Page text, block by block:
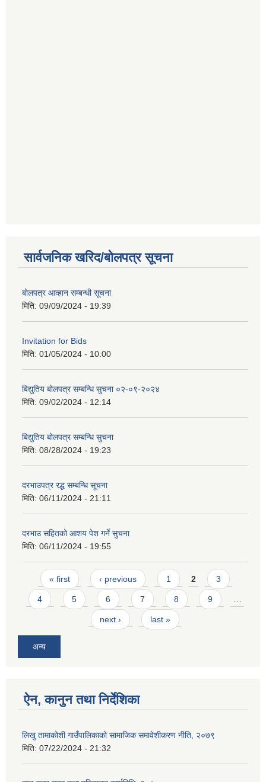
सार्वजनिक खरिद/बोलपत्र सूचना
बोलपत्र आव्हान सम्बन्धी सूचना
मिति: 09/09/2024 - 19:39
Invitation for Bids
मिति: 01/05/2024 - 10:00
बिद्युतिय बोलपत्र सम्बन्धि सुचना ०२-०९-२०२४
मिति: 09/02/2024 - 12:14
बिद्युतिय बोलपत्र सम्बन्धि सुचना
मिति: 08/28/2024 - 19:23
दरभाउपत्र रद्ध सम्बन्धि सूचना
मिति: 06/11/2024 - 21:11
दरभाउ सहितको आशय पेश गर्ने सुचना
मिति: 06/11/2024 - 19:55
Pages
« first ‹ previous 1 2 3
4 5 6 7 8 9
next › last »
अन्य
ऐन, कानुन तथा निर्देशिका
लिखु तामाकोशी गाउँपालिकाको सामाजिक समावेशीकरण नीति, २०७९
मिति: 07/22/2024 - 21:32